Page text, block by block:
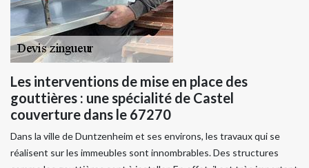
Les interventions de mise en place des
gouttières : une spécialité de Castel
couverture dans le 67270
Dans la ville de Duntzenheim et ses environs, les travaux qui se
réalisent sur les immeubles sont innombrables. Des structures